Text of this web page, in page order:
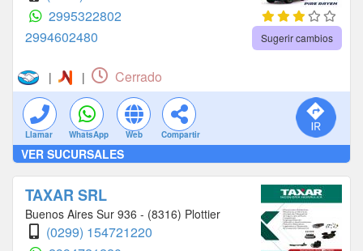
2995322802
2994602480
Sugerir cambios
| | Cerrado
Llamar WhatsApp Web Compartir
VER SUCURSALES
TAXAR SRL
Buenos Aires Sur 936 - (8316) Plottier
(0299) 154721220